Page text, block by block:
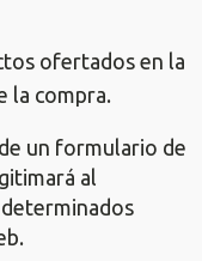
ofertados en la
la compra.
un formulario de
al